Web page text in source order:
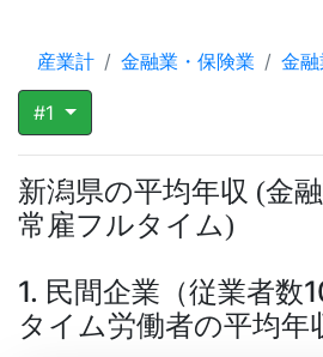
産業計 金融業・保険業 金
#1
新潟県の平均年収 (金
常雇フルタイム)
1. 民間企業（従業者数
タイム労働者の平均年